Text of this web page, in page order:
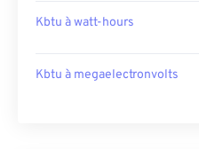
Kbtu à watt-hours
Kbtu à megaelectronvolts